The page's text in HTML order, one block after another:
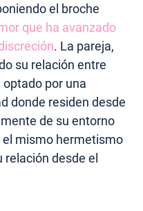
el broche
que ha avanzado
. La pareja,
su relación entre
optado por una
donde residen desde
de su entorno
mismo hermetismo
relación desde el